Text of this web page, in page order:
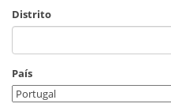
Distrito
País